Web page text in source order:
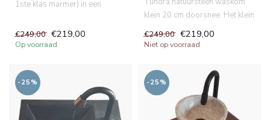
1ste klas marmer) in een
€249,00 €219,00
Op voorraad
klein 20 cm doorsnee. Het klein
€249,00 €219,00
Niet op voorraad
-25% -25%